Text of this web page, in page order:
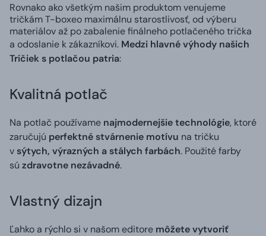
Rovnako ako všetkým našim produktom venujeme
tričkám T-boxeo maximálnu starostlivosť, od výberu
materiálov až po zabalenie finálneho potlačeného trička
a odoslanie k zákazníkovi. Medzi hlavné výhody našich
Tričiek s potlačou patria:
Kvalitná potlač
Na potlač používame najmodernejšie technológie, ktoré
zaručujú perfektné stvárnenie motívu na tričku
v sýtych, výrazných a stálych farbách. Použité farby
sú zdravotne nezávadné.
Vlastný dizajn
Ľahko a rýchlo si v našom editore môžete vytvoriť